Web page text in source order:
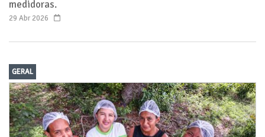
medidoras.
29 Abr 2026
GERAL